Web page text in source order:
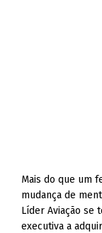
Mais do que um
mudança de
Líder Aviação se
executiva a